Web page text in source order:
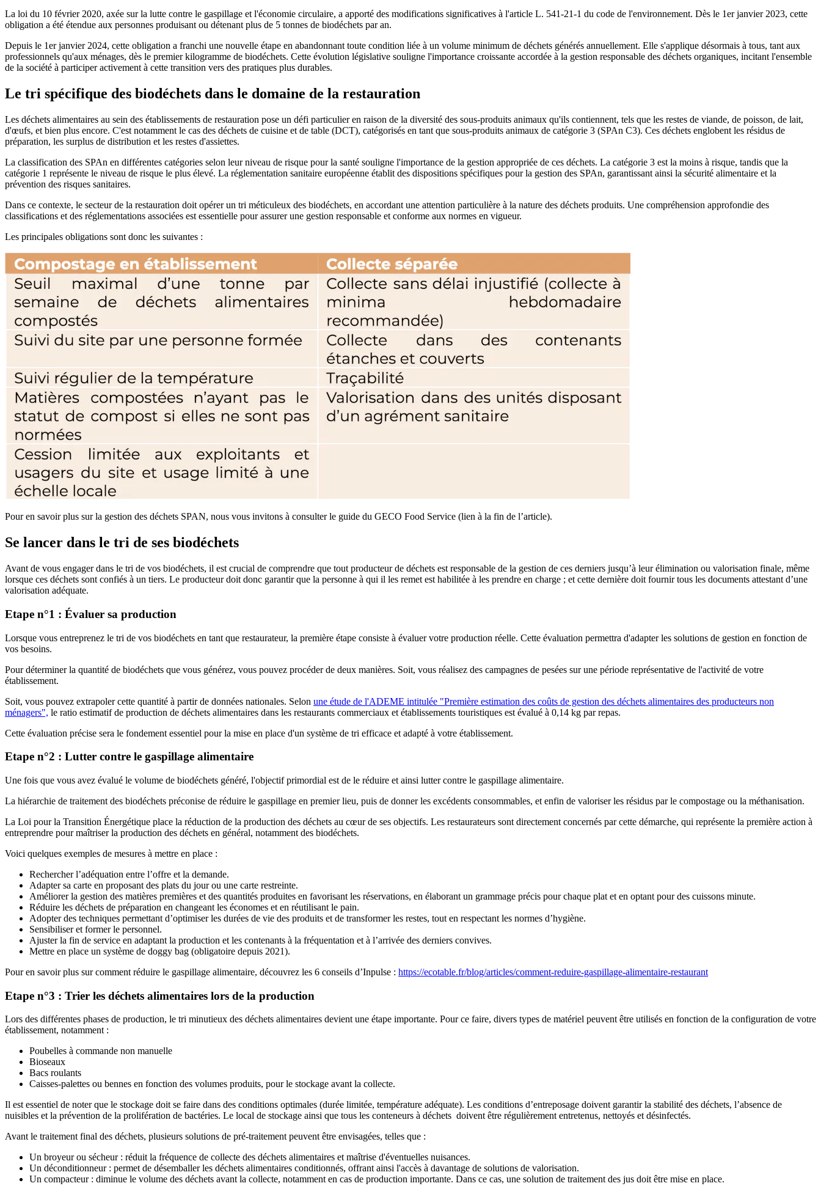
La loi du 10 février 2020, axée sur la lutte contre le gaspillage et l'économie circulaire, a apporté des modifications significatives à l'article L. 541-21-1 du code de l'environnement. Dès le 1er janvier 2023, cette
obligation a été étendue aux personnes produisant ou détenant plus de 5 tonnes de biodéchets par an.
Depuis le 1er janvier 2024, cette obligation a franchi une nouvelle étape en abandonnant toute condition liée à un volume minimum de déchets générés annuellement. Elle s'applique désormais à tous, tant aux
professionnels qu'aux ménages, dès le premier kilogramme de biodéchets. Cette évolution législative souligne l'importance croissante accordée à la gestion responsable des déchets organiques, incitant l'ensemble
de la société à participer activement à cette transition vers des pratiques plus durables.
Le tri spécifique des biodéchets dans le domaine de la restauration
Les déchets alimentaires au sein des établissements de restauration pose un défi particulier en raison de la diversité des sous-produits animaux qu'ils contiennent, tels que les restes de viande, de poisson, de lait,
d'œufs, et bien plus encore. C'est notamment le cas des déchets de cuisine et de table (DCT), catégorisés en tant que sous-produits animaux de catégorie 3 (SPAn C3). Ces déchets englobent les résidus de
préparation, les surplus de distribution et les restes d'assiettes.
La classification des SPAn en différentes catégories selon leur niveau de risque pour la santé souligne l'importance de la gestion appropriée de ces déchets. La catégorie 3 est la moins à risque, tandis que la
catégorie 1 représente le niveau de risque le plus élevé. La réglementation sanitaire européenne établit des dispositions spécifiques pour la gestion des SPAn, garantissant ainsi la sécurité alimentaire et la
prévention des risques sanitaires.
Dans ce contexte, le secteur de la restauration doit opérer un tri méticuleux des biodéchets, en accordant une attention particulière à la nature des déchets produits. Une compréhension approfondie des
classifications et des réglementations associées est essentielle pour assurer une gestion responsable et conforme aux normes en vigueur.
Les principales obligations sont donc les suivantes :
Pour en savoir plus sur la gestion des déchets SPAN, nous vous invitons à consulter le guide du GECO Food Service (lien à la fin de l’article).
Se lancer dans le tri de ses biodéchets
Avant de vous engager dans le tri de vos biodéchets, il est crucial de comprendre que tout producteur de déchets est responsable de la gestion de ces derniers jusqu’à leur élimination ou valorisation finale, même
lorsque ces déchets sont confiés à un tiers. Le producteur doit donc garantir que la personne à qui il les remet est habilitée à les prendre en charge ; et cette dernière doit fournir tous les documents attestant d’une
valorisation adéquate.
Etape n°1 : Évaluer sa production
Lorsque vous entreprenez le tri de vos biodéchets en tant que restaurateur, la première étape consiste à évaluer votre production réelle. Cette évaluation permettra d'adapter les solutions de gestion en fonction de
vos besoins.
Pour déterminer la quantité de biodéchets que vous générez, vous pouvez procéder de deux manières. Soit, vous réalisez des campagnes de pesées sur une période représentative de l'activité de votre
établissement.
Soit, vous pouvez extrapoler cette quantité à partir de données nationales. Selon une étude de l'ADEME intitulée "Première estimation des coûts de gestion des déchets alimentaires des producteurs non
ménagers", le ratio estimatif de production de déchets alimentaires dans les restaurants commerciaux et établissements touristiques est évalué à 0,14 kg par repas.
Cette évaluation précise sera le fondement essentiel pour la mise en place d'un système de tri efficace et adapté à votre établissement.
Etape n°2 : Lutter contre le gaspillage alimentaire
Une fois que vous avez évalué le volume de biodéchets généré, l'objectif primordial est de le réduire et ainsi lutter contre le gaspillage alimentaire.
La hiérarchie de traitement des biodéchets préconise de réduire le gaspillage en premier lieu, puis de donner les excédents consommables, et enfin de valoriser les résidus par le compostage ou la méthanisation.
La Loi pour la Transition Énergétique place la réduction de la production des déchets au cœur de ses objectifs. Les restaurateurs sont directement concernés par cette démarche, qui représente la première action à
entreprendre pour maîtriser la production des déchets en général, notamment des biodéchets.
Voici quelques exemples de mesures à mettre en place :
Rechercher l’adéquation entre l’offre et la demande.
Adapter sa carte en proposant des plats du jour ou une carte restreinte.
Améliorer la gestion des matières premières et des quantités produites en favorisant les réservations, en élaborant un grammage précis pour chaque plat et en optant pour des cuissons minute.
Réduire les déchets de préparation en changeant les économes et en réutilisant le pain.
Adopter des techniques permettant d’optimiser les durées de vie des produits et de transformer les restes, tout en respectant les normes d’hygiène.
Sensibiliser et former le personnel.
Ajuster la fin de service en adaptant la production et les contenants à la fréquentation et à l’arrivée des derniers convives.
Mettre en place un système de doggy bag (obligatoire depuis 2021).
Pour en savoir plus sur comment réduire le gaspillage alimentaire, découvrez les 6 conseils d’Inpulse : https://ecotable.fr/blog/articles/comment-reduire-gaspillage-alimentaire-restaurant
Etape n°3 : Trier les déchets alimentaires lors de la production
Lors des différentes phases de production, le tri minutieux des déchets alimentaires devient une étape importante. Pour ce faire, divers types de matériel peuvent être utilisés en fonction de la configuration de votre
établissement, notamment :
Poubelles à commande non manuelle
Bioseaux
Bacs roulants
Caisses-palettes ou bennes en fonction des volumes produits, pour le stockage avant la collecte.
Il est essentiel de noter que le stockage doit se faire dans des conditions optimales (durée limitée, température adéquate). Les conditions d’entreposage doivent garantir la stabilité des déchets, l’absence de
nuisibles et la prévention de la prolifération de bactéries. Le local de stockage ainsi que tous les conteneurs à déchets doivent être régulièrement entretenus, nettoyés et désinfectés.
Avant le traitement final des déchets, plusieurs solutions de pré-traitement peuvent être envisagées, telles que :
Un broyeur ou sécheur : réduit la fréquence de collecte des déchets alimentaires et maîtrise d'éventuelles nuisances.
Un déconditionneur : permet de désemballer les déchets alimentaires conditionnés, offrant ainsi l'accès à davantage de solutions de valorisation.
Un compacteur : diminue le volume des déchets avant la collecte, notamment en cas de production importante. Dans ce cas, une solution de traitement des jus doit être mise en place.